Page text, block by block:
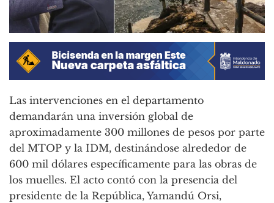
Las intervenciones en el departamento
demandarán una inversión global de
aproximadamente 300 millones de pesos por parte
del MTOP y la IDM, destinándose alrededor de
600 mil dólares específicamente para las obras de
los muelles. El acto contó con la presencia del
presidente de la República, Yamandú Orsi,